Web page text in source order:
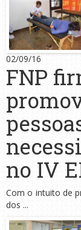
02/09/16
FNP
no IV
Com o intuito de
dos ...